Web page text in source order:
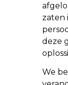
zaten
deze
We